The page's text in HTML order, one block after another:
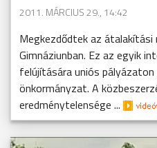
2011. MÁRCIUS 29., 14:42
Megkezdődtek az átalakítási
Gimnáziunban. Ez az egyik
felújítására uniós
önkormányzat. A
eredménytelensége ...